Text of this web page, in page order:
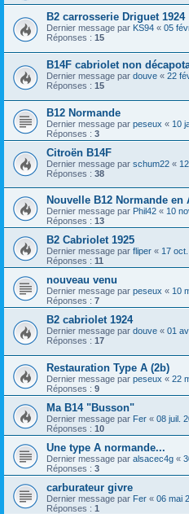
B2 carrosserie Driguet 1924
Dernier message par KS94 « 05
Réponses : 15
B14F cabriolet non
Dernier message par douve « 22
Réponses : 15
B12 Normande
Dernier message par peseux « 10
Réponses : 3
Citroën B14F
Dernier message par schum22 «
Réponses : 38
Nouvelle B12 Normande en
Dernier message par Phil42 « 10
Réponses : 13
B2 Cabriolet 1925
Dernier message par fliper « 17
Réponses : 11
nouveau venu
Dernier message par peseux « 10
Réponses : 7
B2 cabriolet 1924
Dernier message par douve « 01
Réponses : 17
Restauration Type A (2b)
Dernier message par peseux « 22
Réponses : 9
Ma B14 "Busson"
Dernier message par Fer « 08 juil.
Réponses : 10
Une type A normande...
Dernier message par alsacec4g «
Réponses : 3
carburateur givre
Dernier message par Fer « 06 mai
Réponses : 1